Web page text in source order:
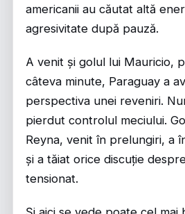
americanii au căutat altă
agresivitate după pauză.
A venit și golul lui Mauricio,
câteva minute, Paraguay a
perspectiva unei reveniri.
pierdut controlul meciului.
Reyna, venit în prelungiri, a
și a tăiat orice discuție
tensionat.